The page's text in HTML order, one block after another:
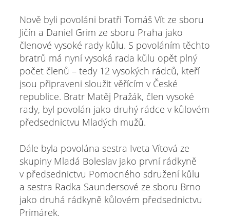
Nově byli povoláni bratři Tomáš Vít ze sboru
Jičín a Daniel Grim ze sboru Praha jako
členové vysoké rady kůlu. S povoláním těchto
bratrů má nyní vysoká rada kůlu opět plný
počet členů – tedy 12 vysokých rádců, kteří
jsou připraveni sloužit věřícím v České
republice. Bratr Matěj Pražák, člen vysoké
rady, byl povolán jako druhý rádce v kůlovém
předsednictvu Mladých mužů.
Dále byla povolána sestra Iveta Vítová ze
skupiny Mladá Boleslav jako první rádkyně
v předsednictvu Pomocného sdružení kůlu
a sestra Radka Saundersové ze sboru Brno
jako druhá rádkyně kůlovém předsednictvu
Primárek.